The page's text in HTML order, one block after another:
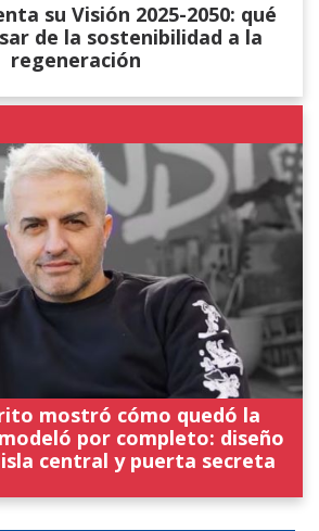
su Visión 2025-2050: qué
de la sostenibilidad a la
regeneración
mostró cómo quedó la
por completo: diseño
central y puerta secreta